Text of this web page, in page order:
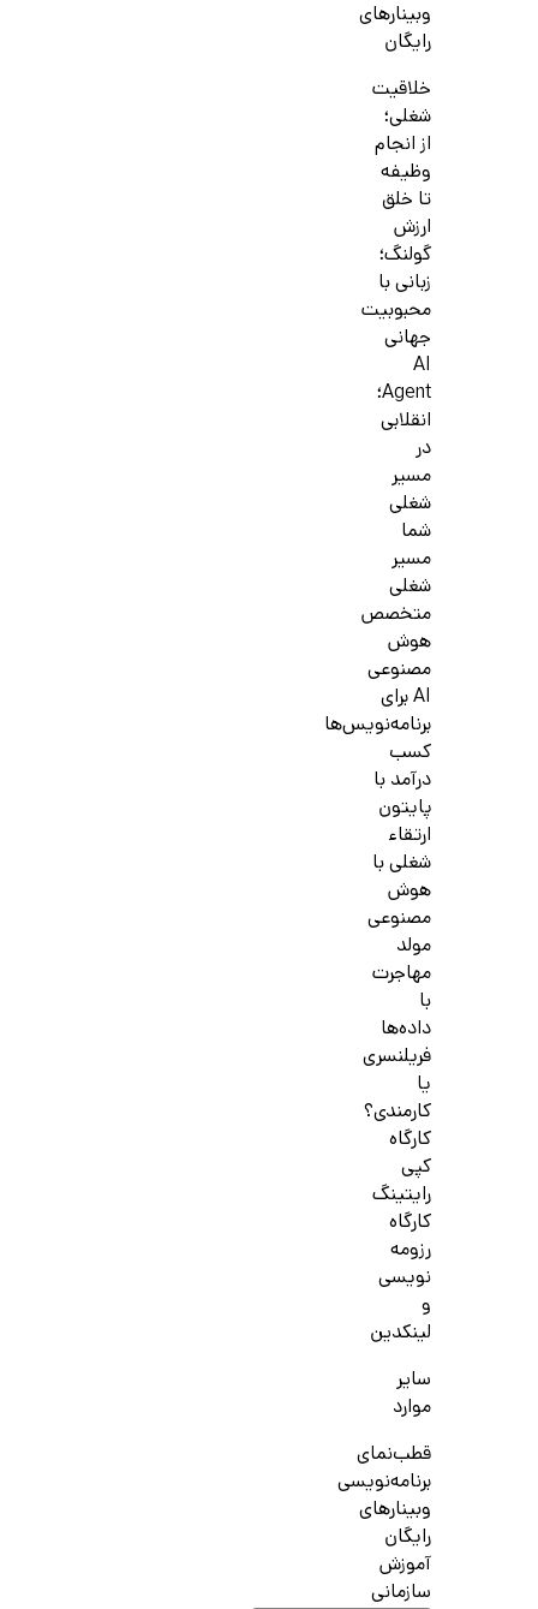
وبینارهای
رایگان
خلاقیت
شغلی؛
از انجام
وظیفه
تا خلق
ارزش
گولنگ؛
زبانی با
محبوبیت
جهانی
AI
Agent؛
انقلابی
در
مسیر
شغلی
شما
مسیر
شغلی
متخصص
هوش
مصنوعی
AI برای
برنامه‌نویس‌ها
کسب
درآمد با
پایتون
ارتقاء
شغلی با
هوش
مصنوعی
مولد
مهاجرت
با
داده‌ها
فریلنسری
یا
کارمندی؟
کارگاه
کپی
رایتینگ
کارگاه
رزومه
نویسی
و
لینکدین
سایر
موارد
قطب‌نمای
برنامه‌نویسی
وبینارهای
رایگان
آموزش
سازمانی